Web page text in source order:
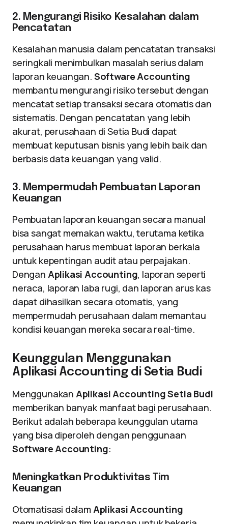
2. Mengurangi Risiko Kesalahan dalam
Pencatatan
Kesalahan manusia dalam pencatatan transaksi
seringkali menimbulkan masalah serius dalam
laporan keuangan. Software Accounting
membantu mengurangi risiko tersebut dengan
mencatat setiap transaksi secara otomatis dan
sistematis. Dengan pencatatan yang lebih
akurat, perusahaan di Setia Budi dapat
membuat keputusan bisnis yang lebih baik dan
berbasis data keuangan yang valid.
3. Mempermudah Pembuatan Laporan
Keuangan
Pembuatan laporan keuangan secara manual
bisa sangat memakan waktu, terutama ketika
perusahaan harus membuat laporan berkala
untuk kepentingan audit atau perpajakan.
Dengan Aplikasi Accounting, laporan seperti
neraca, laporan laba rugi, dan laporan arus kas
dapat dihasilkan secara otomatis, yang
mempermudah perusahaan dalam memantau
kondisi keuangan mereka secara real-time.
Keunggulan Menggunakan
Aplikasi Accounting di Setia Budi
Menggunakan Aplikasi Accounting Setia Budi
memberikan banyak manfaat bagi perusahaan.
Berikut adalah beberapa keunggulan utama
yang bisa diperoleh dengan penggunaan
Software Accounting:
Meningkatkan Produktivitas Tim
Keuangan
Otomatisasi dalam Aplikasi Accounting